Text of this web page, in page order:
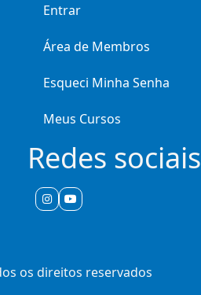
Entrar
Área de Membros
Esqueci Minha Senha
Meus Cursos
Redes sociais
os direitos reservados